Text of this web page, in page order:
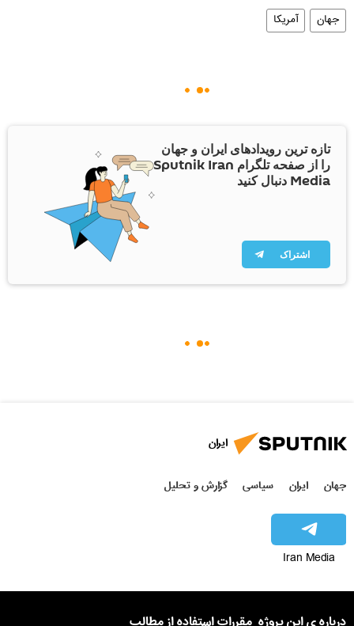
جهان آمریکا
تازه ترین رویدادهای ایران و جهان
را از صفحه تلگرام Sputnik Iran
Media دنبال کنید
اشتراک
ایران
جهان ایران سیاسی گزارش و تحلیل
Iran Media